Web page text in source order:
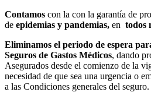
Contamos con la con la garantía de
de epidemias y pandemias, en todos
Eliminamos el periodo de espera
Seguros de Gastos Médicos, dando
Asegurados desde el comienzo de la
necesidad de que sea una urgencia o
a las Condiciones generales del seguro.